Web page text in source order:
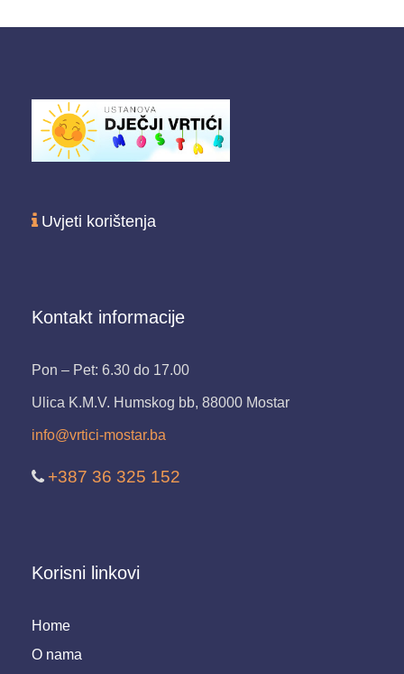
Uvjeti korištenja
Kontakt informacije
Pon – Pet: 6.30 do 17.00
Ulica K.M.V. Humskog bb, 88000 Mostar
info@vrtici-mostar.ba
+387 36 325 152
Korisni linkovi
Home
O nama